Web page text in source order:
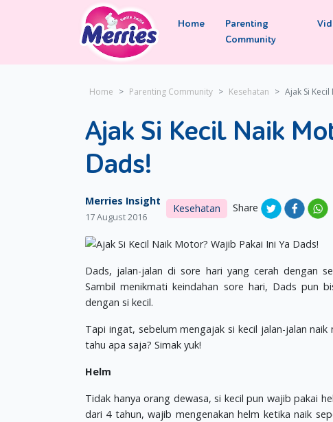
Home
Parenting
Community
Home Parenting Community Kesehatan Ajak Si
Ajak Si Kecil Naik
Dads!
Merries Insight
17 August 2016
Kesehatan Share
Dads, jalan-jalan di sore hari yang cerah dengan
Sambil menikmati keindahan sore hari, Dads pun
dengan si kecil.
Tapi ingat, sebelum mengajak si kecil jalan-jalan
tahu apa saja? Simak yuk!
Helm
Tidak hanya orang dewasa, si kecil pun wajib pakai
dari 4 tahun, wajib mengenakan helm ketika naik